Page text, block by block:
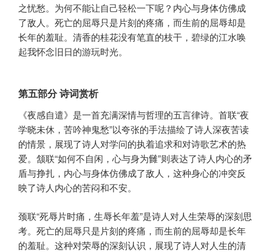
之忧愁。为何不能让自己轻松一下呢？内心与身体仿佛成
了敌人。死亡的屈辱只是片刻的疼痛，而生前的屈辱却是
长年的羞耻。清香的桂花没有笔直的枝干，碧绿的江水唤
起我怀念旧日的游玩时光。
第五部分 诗词赏析
《夜感自遣》是一首充满深情与哲理的五言律诗。首联“夜
学晓未休，苦吟神鬼愁”以夸张的手法描绘了诗人深夜苦读
的情景，展现了诗人对学问的执着追求和对诗歌艺术的热
爱。颔联“如何不自闲，心与身为雠”则表达了诗人内心的矛
盾与挣扎，内心与身体仿佛成了敌人，这种身心的冲突反
映了诗人内心的苦闷和不安。
颈联“死辱片时痛，生辱长年羞”是诗人对人生荣辱的深刻思
考。死亡的屈辱只是片刻的疼痛，而生前的屈辱却是长年
的羞耻。这种对荣辱的深刻认识，展现了诗人对人生的清